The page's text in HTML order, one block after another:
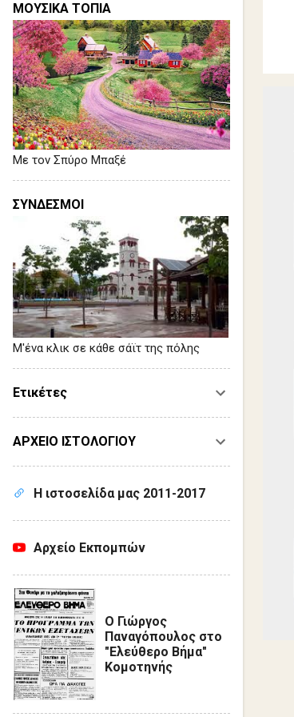
ΜΟΥΣΙΚΑ ΤΟΠΙΑ
Με τον Σπύρο Μπαξέ
ΣΥΝΔΕΣΜΟΙ
Μ'ένα κλικ σε κάθε σάϊτ της πόλης
Ετικέτες
ΑΡΧΕΙΟ ΙΣΤΟΛΟΓΙΟΥ
Η ιστοσελίδα μας 2011-2017
Αρχείο Εκπομπών
Ο Γιώργος
Παναγόπουλος στο
"Ελεύθερο Βήμα"
Κομοτηνής